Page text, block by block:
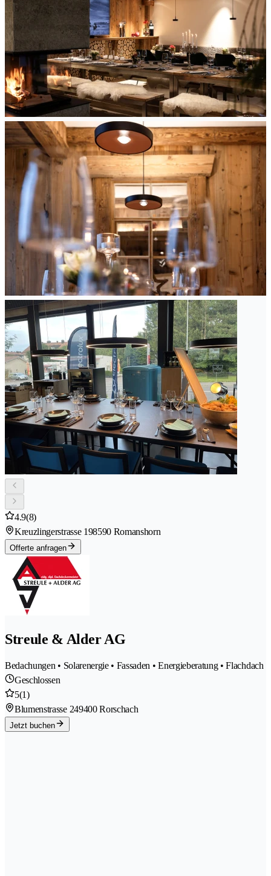
4.9(8)
Kreuzlingerstrasse 198590 Romanshorn
Offerte anfragen
Streule & Alder AG
Bedachungen • Solarenergie • Fassaden • Energieberatung • Flachdach
Geschlossen
5(1)
Blumenstrasse 249400 Rorschach
Jetzt buchen